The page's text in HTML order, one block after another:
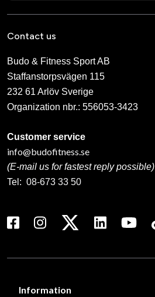
Contact us
Budo & Fitness Sport AB
Staffanstorpsvägen 115
232 61 Arlöv Sverige
Organization nbr.: 556053-3423
Customer service
info@budofitness.se
(E-mail us for fastest reply possible)
Tel: 08-673 33 50
Information